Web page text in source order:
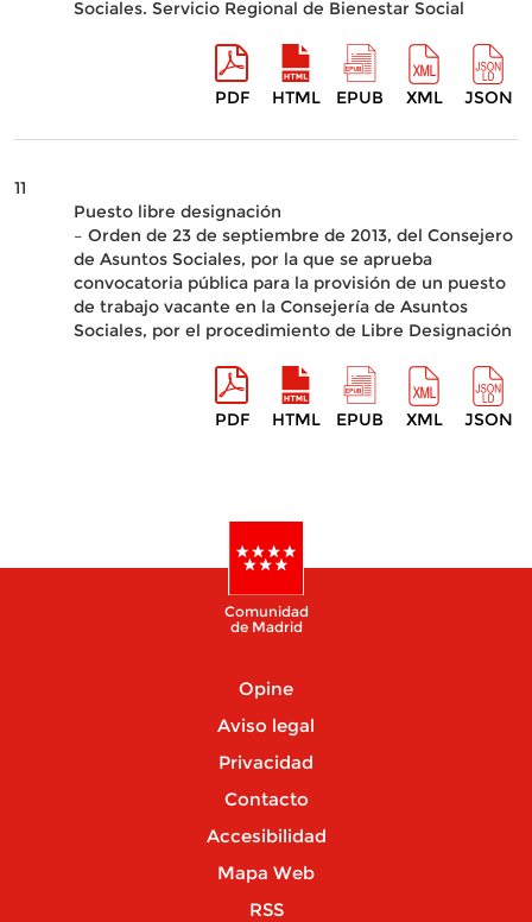
Sociales. Servicio Regional de Bienestar Social
PDF HTML EPUB XML JSON
11
Puesto libre designación
– Orden de 23 de septiembre de 2013, del Consejero
de Asuntos Sociales, por la que se aprueba
convocatoria pública para la provisión de un puesto
de trabajo vacante en la Consejería de Asuntos
Sociales, por el procedimiento de Libre Designación
PDF HTML EPUB XML JSON
Comunidad
de Madrid
Opine
Aviso legal
Privacidad
Contacto
Accesibilidad
Mapa Web
RSS